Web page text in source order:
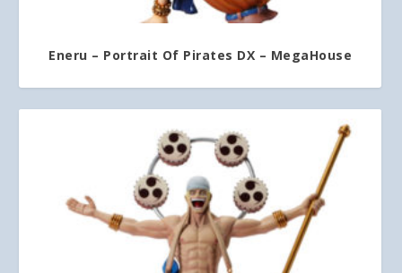
Eneru – Portrait Of Pirates DX – MegaHouse